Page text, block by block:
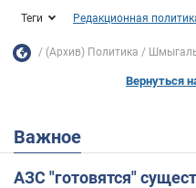
Теги Редакционная
(Архив) Политика
Вернуться
Важное
АЗС "готовятся"